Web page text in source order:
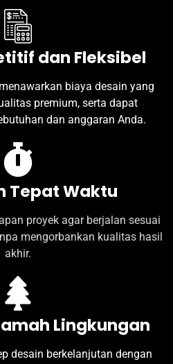
dan Fleksibel
biaya desain yang
premium, serta dapat
dan anggaran Anda.
Tepat Waktu
proyek agar berjalan sesuai
mengorbankan kualitas hasil
akhir.
Lingkungan
desain berkelanjutan dengan